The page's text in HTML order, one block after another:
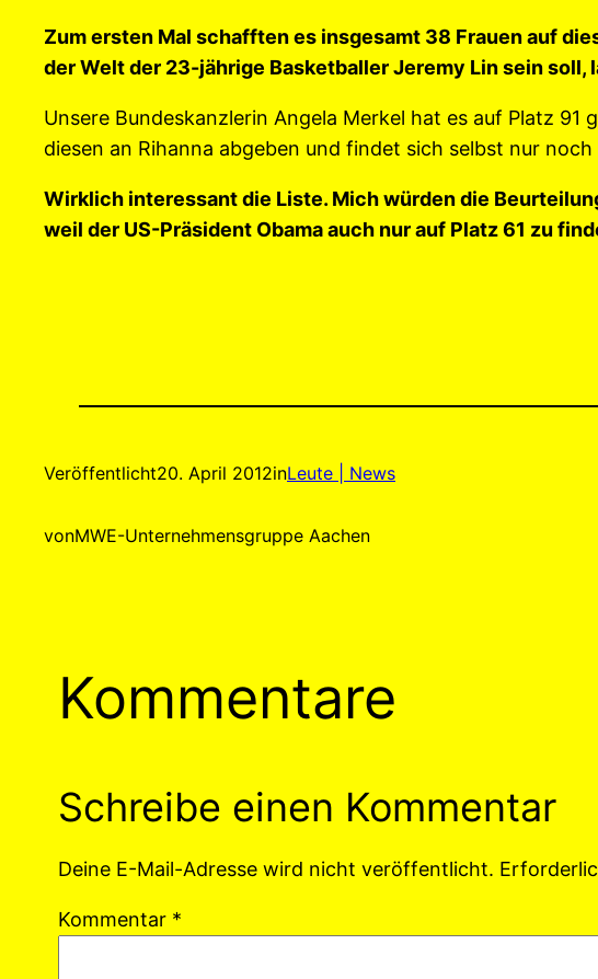
Zum ersten Mal schafften es insgesamt 38 Frauen auf
der Welt der 23-jährige Basketballer Jeremy Lin sein soll,
Unsere Bundeskanzlerin Angela Merkel hat es auf Platz
diesen an Rihanna abgeben und findet sich selbst nur
Wirklich interessant die Liste. Mich würden die
weil der US-Präsident Obama auch nur auf Platz 61 zu
Veröffentlicht20. April 2012inLeute | News
vonMWE-Unternehmensgruppe Aachen
Kommentare
Schreibe einen Kommentar
Deine E-Mail-Adresse wird nicht veröffentlicht.
Kommentar *